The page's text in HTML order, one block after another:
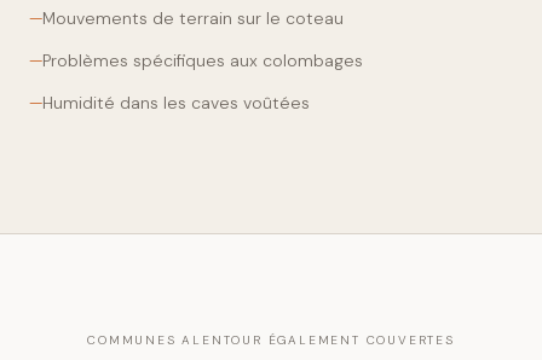
—Mouvements de terrain sur le coteau
—Problèmes spécifiques aux colombages
—Humidité dans les caves voûtées
COMMUNES ALENTOUR ÉGALEMENT COUVERTES